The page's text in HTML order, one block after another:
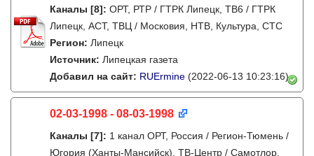
Каналы [8]: ОРТ, РТР / ГТРК Липецк, ТВ6 / ГТРК
Липецк, АСТ, ТВЦ / Московия, НТВ, Культура, СТС
Регион: Липецк
Источник: Липецкая газета
Добавил на сайт: RUErmine (2022-06-13 10:23:16)
02-03-1998 - 08-03-1998
Каналы [7]: 1 канал ОРТ, Россия / Регион-Тюмень /
Югория (Ханты-Мансийск), ТВ-Центр / Самотлор,